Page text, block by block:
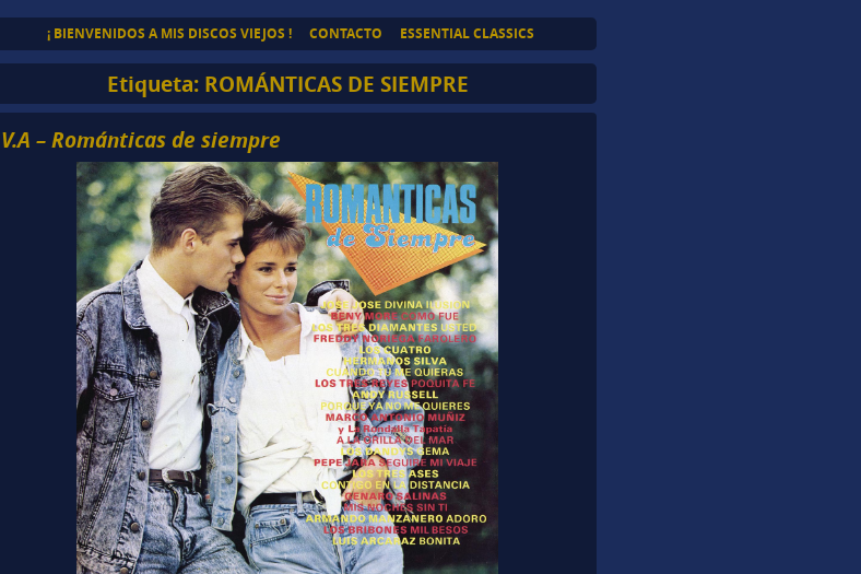
¡ BIENVENIDOS A MIS DISCOS VIEJOS ! CONTACTO ESSENTIAL CLASSICS
Etiqueta: ROMÁNTICAS DE SIEMPRE
V.A – Románticas de siempre